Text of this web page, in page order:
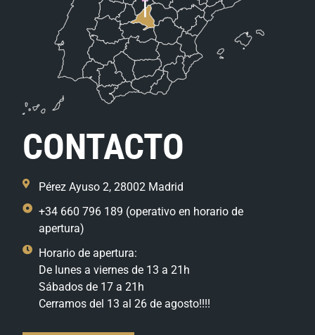
CONTACTO
Pérez Ayuso 2, 28002 Madrid
+34 660 796 189 (operativo en horario de
apertura)
Horario de apertura:
De lunes a viernes de 13 a 21h
Sábados de 17 a 21h
Cerramos del 13 al 26 de agosto!!!!